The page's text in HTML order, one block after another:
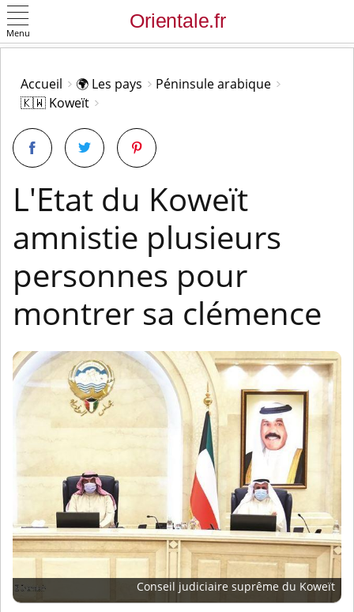
Menu
Accueil 🌍 Les pays
Péninsule arabique
🇰🇼 Koweït
L'Etat du Koweït
amnistie plusieurs
personnes pour
montrer sa clémence
Conseil judiciaire suprême du Koweït